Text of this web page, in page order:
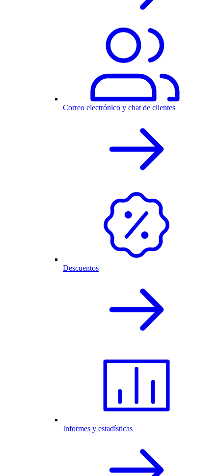
Correo electrónico y chat de clientes
Descuentos
Informes y estadísticas